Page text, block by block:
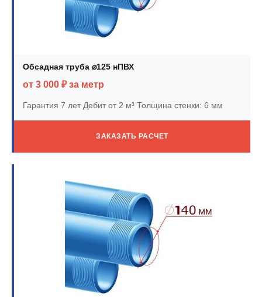
Обсадная труба ⌀125 нПВХ
от 3 000 ₽ за метр
Гарантия 7 летДебит от 2 м³ Толщина стенки: 6 мм
ЗАКАЗАТЬ РАСЧЕТ